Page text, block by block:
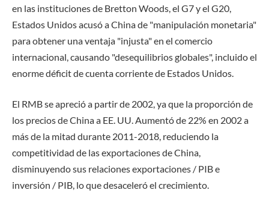
en las instituciones de Bretton Woods, el G7 y el G20,
Estados Unidos acusó a China de "manipulación monetaria"
para obtener una ventaja "injusta" en el comercio
internacional, causando "desequilibrios globales", incluido el
enorme déficit de cuenta corriente de Estados Unidos.
El RMB se apreció a partir de 2002, ya que la proporción de
los precios de China a EE. UU. Aumentó de 22% en 2002 a
más de la mitad durante 2011-2018, reduciendo la
competitividad de las exportaciones de China,
disminuyendo sus relaciones exportaciones / PIB e
inversión / PIB, lo que desaceleró el crecimiento.